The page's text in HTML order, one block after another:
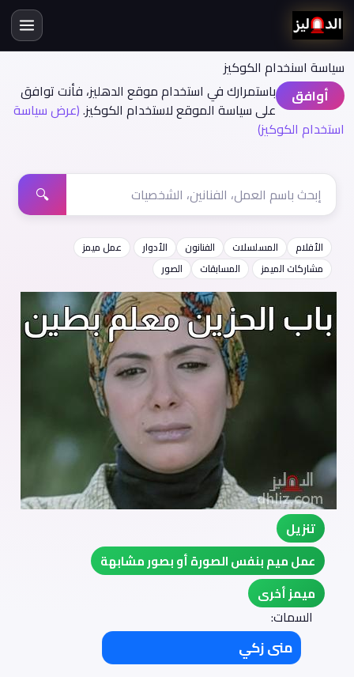
سياسة اسنخدام الكوكيز
أوافق
باستمرارك في استخدام موقع الدهليز، فأنت توافق
على سياسة الموقع لاستخدام الكوكيز.(عرض سياسة
استخدام الكوكيز)
🔍
الأفلام المسلسلات الفنانون الأدوار
عمل ميمز
مشاركات الميمز
المسابقات الصور
تنزيل
عمل ميم بنفس الصورة أو بصور مشابهة
ميمز أخرى
السمات:
منى زكي